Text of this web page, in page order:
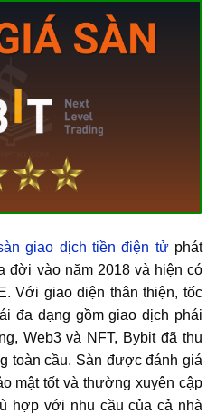
giao dịch tiền điện tửphát
đời vào năm 2018 và hiện có
Với giao diện thân thiện, tốc
đa dạng gồm giao dịch phái
Web3 và NFT, Bybit đã thu
toàn cầu. Sàn được đánh giá
mật tốt và thường xuyên cập
hợp với nhu cầu của cả nhà